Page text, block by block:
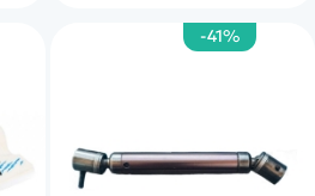
разнообразные модели.
-41%